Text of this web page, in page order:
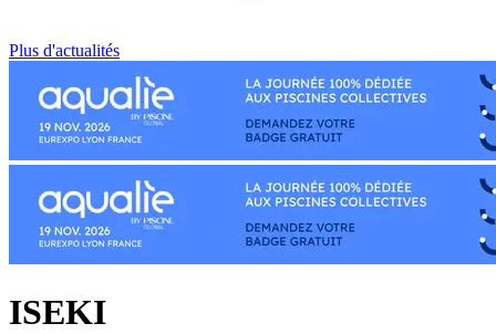
Plus d'actualités
ISEKI